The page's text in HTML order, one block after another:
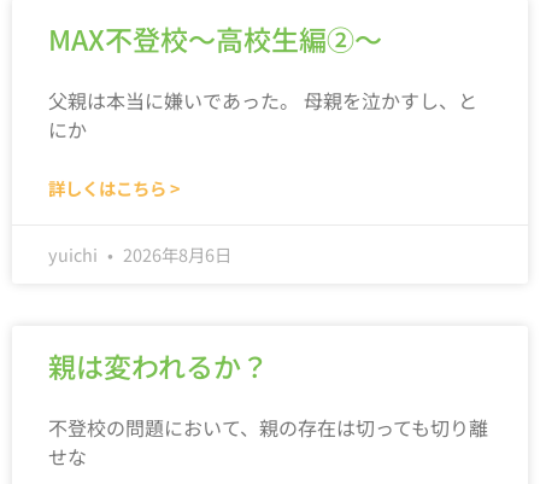
MAX不登校～高校生編②～
父親は本当に嫌いであった。 母親を泣かすし、と
にか
詳しくはこちら >
yuichi 2026年8月6日
親は変われるか？
不登校の問題において、親の存在は切っても切り離
せな